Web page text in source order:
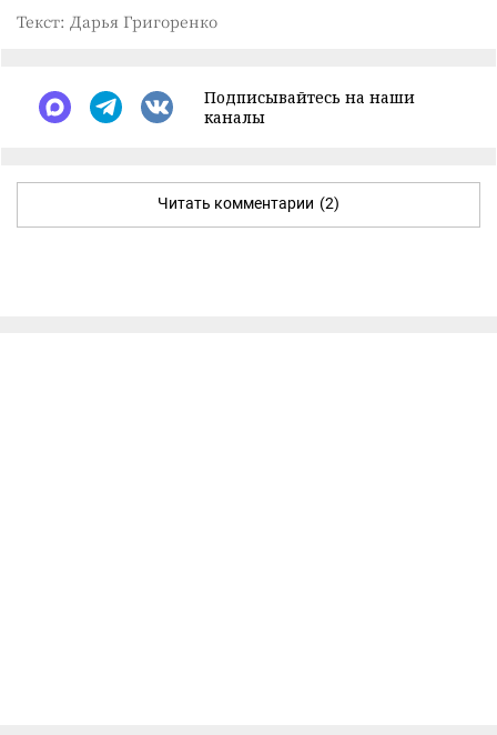
Текст: Дарья Григоренко
Подписывайтесь на наши
каналы
Читать комментарии (2)